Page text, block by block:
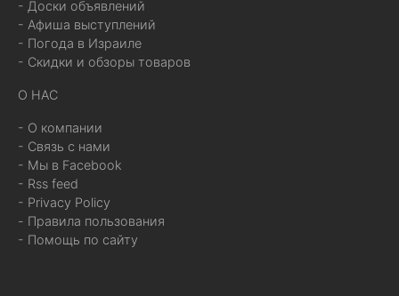
- Доски объявлений
- Афиша выступлений
- Погода в Израиле
- Скидки и обзоры товаров
О НАС
- О компании
- Связь с нами
- Мы в Facebook
- Rss feed
- Privacy Policy
- Правила пользования
- Помощь по сайту